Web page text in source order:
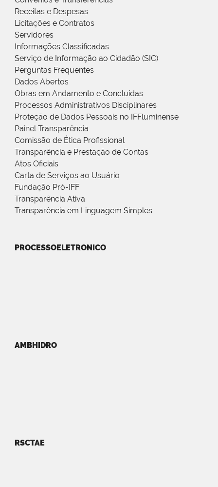
Receitas e Despesas
Licitações e Contratos
Servidores
Informações Classificadas
Serviço de Informação ao Cidadão (SIC)
Perguntas Frequentes
Dados Abertos
Obras em Andamento e Concluídas
Processos Administrativos Disciplinares
Proteção de Dados Pessoais no IFFluminense
Painel Transparência
Comissão de Ética Profissional
Transparência e Prestação de Contas
Atos Oficiais
Carta de Serviços ao Usuário
Fundação Pró-IFF
Transparência Ativa
Transparência em Linguagem Simples
PROCESSOELETRONICO
AMBHIDRO
RSCTAE